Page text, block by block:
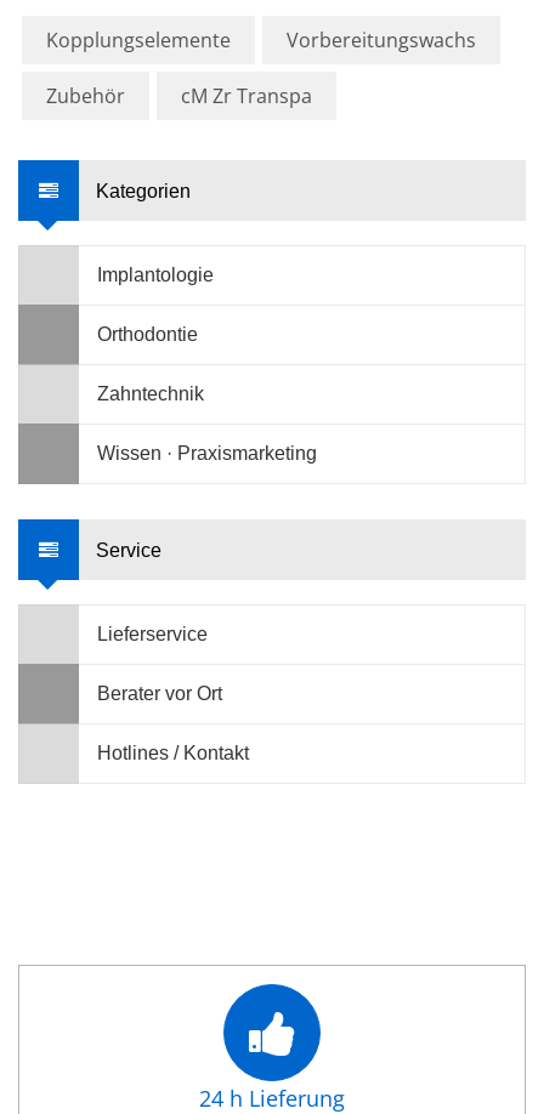
Kopplungselemente Vorbereitungswachs
Zubehör cM Zr Transpa
Kategorien
Implantologie
Orthodontie
Zahntechnik
Wissen · Praxismarketing
Service
Lieferservice
Berater vor Ort
Hotlines / Kontakt
24 h Lieferung